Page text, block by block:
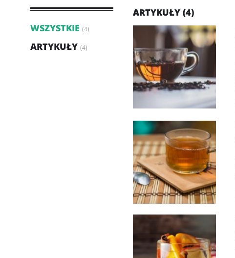
WSZYSTKIE (4)
ARTYKUŁY (4)
ARTYKUŁY (4)